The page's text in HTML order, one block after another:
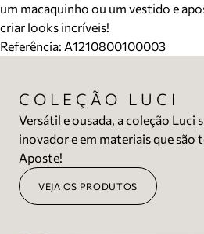
um macaquinho ou um vestido e
criar looks incríveis!
Referência: A1210800100003
COLEÇÃO LUCI
Versátil e ousada, a coleção Luci
inovador e em materiais que são
Aposte!
VEJA OS PRODUTOS